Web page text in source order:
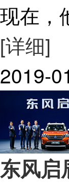
现在，
[详细]
2019-
东风启